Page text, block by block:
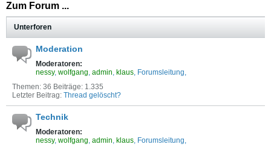
Zum Forum ...
Unterforen
Moderation
Moderatoren:
nessy wolfgang admin klaus Forumsleitung
Themen: 36 Beiträge: 1.335
Letzter Beitrag: Thread gelöscht?
Technik
Moderatoren:
nessy wolfgang admin klaus Forumsleitung